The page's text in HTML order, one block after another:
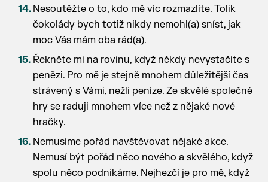
Nesoutěžte o to, kdo mě víc rozmazlíte. Tolik
čokolády bych totiž nikdy nemohl(a) sníst, jak
moc Vás mám oba rád(a).
Řekněte mi na rovinu, když někdy nevystačíte s
penězi. Pro mě je stejně mnohem důležitější čas
strávený s Vámi, nežli peníze. Ze skvělé společné
hry se raduji mnohem více než z nějaké nové
hračky.
Nemusíme pořád navštěvovat nějaké akce.
Nemusí být pořád něco nového a skvělého, když
spolu něco podnikáme. Nejhezčí je pro mě, když